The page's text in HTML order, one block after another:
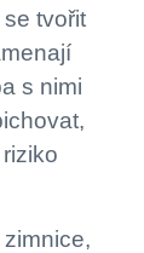
tvořit
s nimi